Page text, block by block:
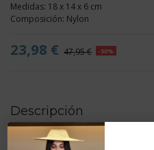
Medidas: 18 x 14 x 6 cm
Composición: Nylon
23,98 € 47,95 € -50%
Descripción
- Compartimento central